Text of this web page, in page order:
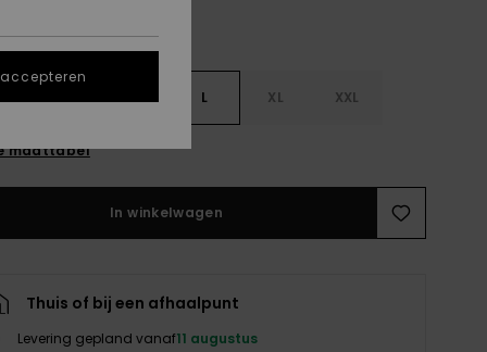
L XL XXL
maattabel
In winkelwagen
Thuis of bij een afhaalpunt
Levering gepland vanaf11 augustus